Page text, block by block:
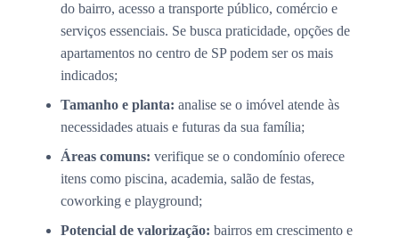
do bairro, acesso a transporte público, comércio e
serviços essenciais. Se busca praticidade, opções de
apartamentos no centro de SP podem ser os mais
indicados;
Tamanho e planta: analise se o imóvel atende às
necessidades atuais e futuras da sua família;
Áreas comuns: verifique se o condomínio oferece
itens como piscina, academia, salão de festas,
coworking e playground;
Potencial de valorização: bairros em crescimento e